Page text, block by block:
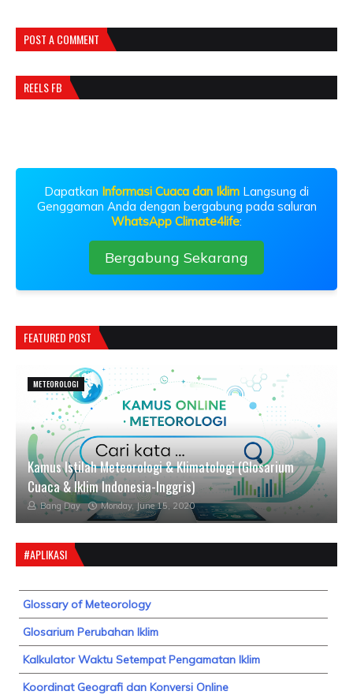
POST A COMMENT
REELS FB
Dapatkan Informasi Cuaca dan Iklim Langsung di
Genggaman Anda dengan bergabung pada saluran
WhatsApp Climate4life:
Bergabung Sekarang
FEATURED POST
METEOROLOGI
Kamus Istilah Meteorologi & Klimatologi (Glosarium
Cuaca & Iklim Indonesia-Inggris)
Bang Day Monday, June 15, 2020
#APLIKASI
Glossary of Meteorology
Glosarium Perubahan Iklim
Kalkulator Waktu Setempat Pengamatan Iklim
Koordinat Geografi dan Konversi Online